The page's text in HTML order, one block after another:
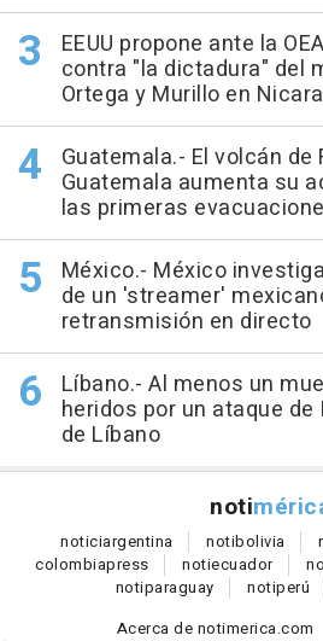
EEUU propone ante la
contra "la dictadura" del
Ortega y Murillo en
Guatemala.- El volcán de
Guatemala aumenta su
las primeras
México.- México
de un 'streamer'
retransmisión en directo
Líbano.- Al menos un
heridos por un ataque
de Líbano
noti
noticiargentina notibolivia
colombiapress notiecuador
notiparaguay notiperú
Acerca de notimerica.com